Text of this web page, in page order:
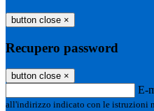
button close ×
Recupero password
button close ×
E-
all'indirizzo indicato con le istruzioni